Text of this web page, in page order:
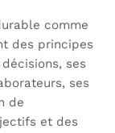
comme
des principes
ses
ses
de
et des